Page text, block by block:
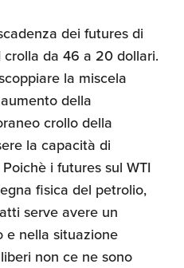
dei futures di
da 46 a 20 dollari.
la miscela
della
crollo della
la capacità di
i futures sul WTI
fisica del petrolio,
serve avere un
e nella situazione
non ce ne sono